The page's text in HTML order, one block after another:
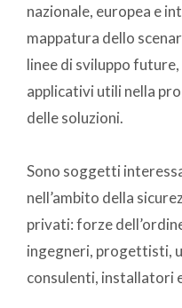
nazionale, europea e
mappatura dello
linee di sviluppo
applicativi utili nella
delle soluzioni.
Sono soggetti
nell’ambito della
privati: forze
ingegneri, progettisti,
consulenti, installatori